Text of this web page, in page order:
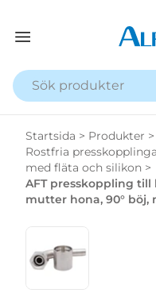
Startsida > Produkter >
Rostfria
med fläta och silikon >
AFT presskoppling till
mutter hona, 90° böj,